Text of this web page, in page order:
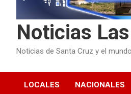
Noticias
Noticias de Santa Cruz y el mundo
LOCALES NACIONALES